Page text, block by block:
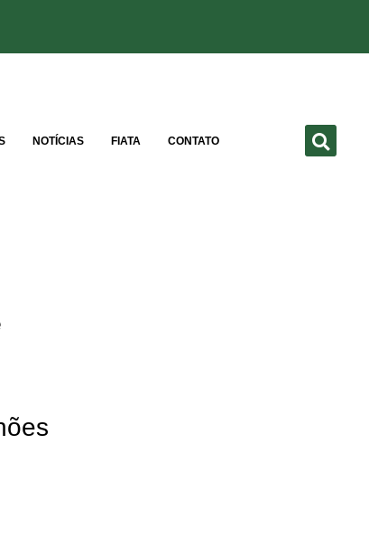
NOTÍCIAS FIATA CONTATO